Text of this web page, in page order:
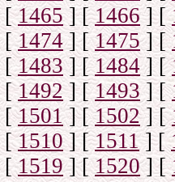
[1465] [1466] [
[1474] [1475] [
[1483] [1484] [
[1492] [1493] [
[1501] [1502] [
[1510] [1511] [
[1519] [1520] [